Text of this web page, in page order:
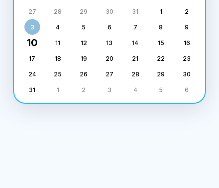
27 28 29 30 31 1 2
3 4 5 6 7 8 9
10 11 12 13 14 15 16
17 18 19 20 21 22 23
24 25 26 27 28 29 30
31 1 2 3 4 5 6